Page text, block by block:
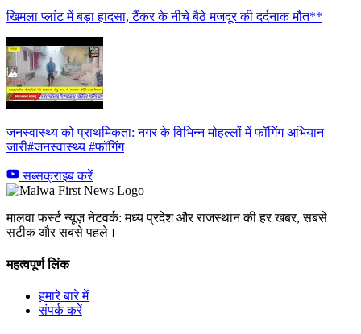
खिमला प्लांट में बड़ा हादसा, टैंकर के नीचे बैठे मजदूर की दर्दनाक मौत**
जनस्वास्थ्य को प्राथमिकता: नगर के विभिन्न मोहल्लों में फॉगिंग अभियान
जारी#जनस्वास्थ्य #फॉगिंग
सब्सक्राइब करें
मालवा फर्स्ट न्यूज़ नेटवर्क: मध्य प्रदेश और राजस्थान की हर खबर, सबसे
सटीक और सबसे पहले।
महत्वपूर्ण लिंक
हमारे बारे में
संपर्क करें